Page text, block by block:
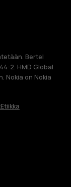
Bertel
2. HMD Global
Nokia on Nokia
Etiikka